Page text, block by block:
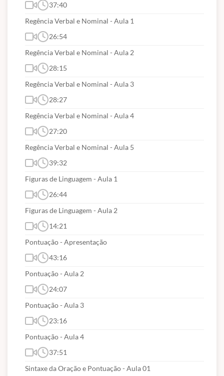
37:40
Regência Verbal e Nominal - Aula 1
26:54
Regência Verbal e Nominal - Aula 2
28:15
Regência Verbal e Nominal - Aula 3
28:27
Regência Verbal e Nominal - Aula 4
27:20
Regência Verbal e Nominal - Aula 5
39:32
Figuras de Linguagem - Aula 1
26:44
Figuras de Linguagem - Aula 2
14:21
Pontuação - Apresentação
43:16
Pontuação - Aula 2
24:07
Pontuação - Aula 3
23:16
Pontuação - Aula 4
37:51
Sintaxe da Oração e Pontuação - Aula 01